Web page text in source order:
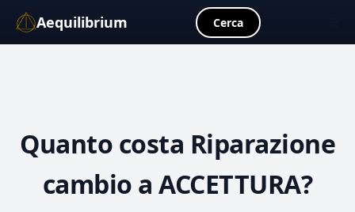
Aequilibrium Cerca
Quanto costa Riparazione
cambio a ACCETTURA?